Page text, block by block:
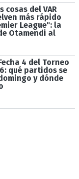
cosas del VAR
más rápido
League": la
Otamendi al
4 del Torneo
qué partidos se
y dónde